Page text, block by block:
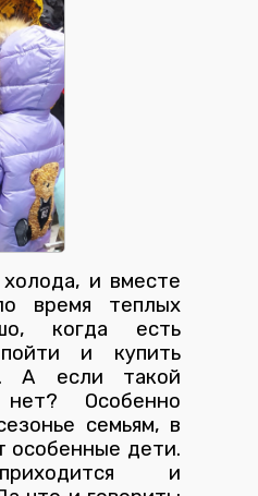
и вместе
время теплых
когда есть
и купить
А если такой
Особенно
семьям, в
особенные дети.
и